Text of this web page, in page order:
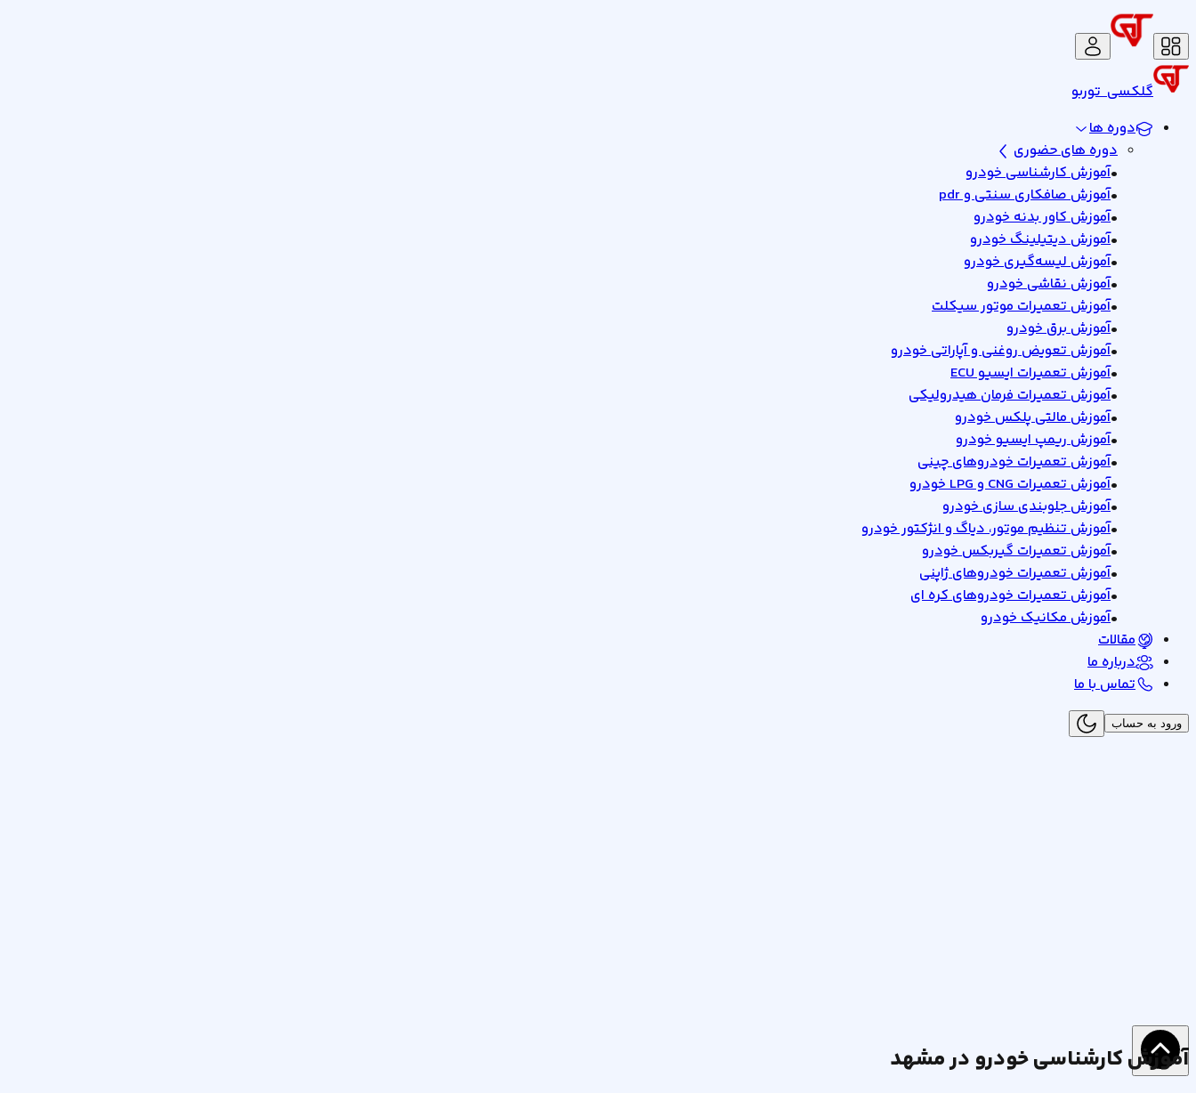
گلکسیتوربو
دوره ها
دوره های حضوری
•آموزش کارشناسی خودرو
•آموزش صافکاری سنتی و pdr
•آموزش کاور بدنه خودرو
•آموزش دیتیلینگ خودرو
•آموزش لیسه‌گیری خودرو
•آموزش نقاشی خودرو
•آموزش تعمیرات موتور سیکلت
•آموزش برق خودرو
•آموزش تعویض روغنی و آپاراتی خودرو
•آموزش تعمیرات ایسیو ECU
•آموزش تعمیرات فرمان هیدرولیکی
•آموزش مالتی پلکس خودرو
•آموزش ریمپ ایسیو خودرو
•آموزش تعمیرات خودروهای چینی
•آموزش تعمیرات CNG و LPG خودرو
•آموزش جلوبندی سازی خودرو
•آموزش تنظیم موتور، دیاگ و انژکتور خودرو
•آموزش تعمیرات گیربکس خودرو
•آموزش تعمیرات خودروهای ژاپنی
•آموزش تعمیرات خودروهای کره ای
•آموزش مکانیک خودرو
مقالات
درباره ما
تماس با ما
ورود به حساب
آموزش کارشناسی خودرو در مشهد